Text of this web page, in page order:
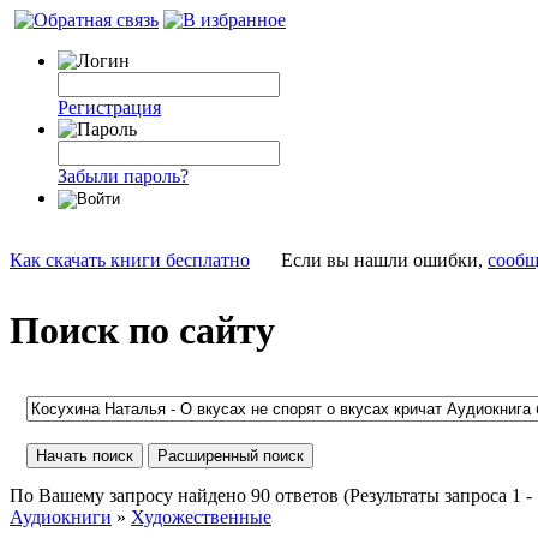
Регистрация
Забыли пароль?
Как скачать книги бесплатно Если вы нашли ошибки,
Поиск по сайту
По Вашему запросу найдено 90 ответов (Результаты запроса 1 -
Аудиокниги » Художественные